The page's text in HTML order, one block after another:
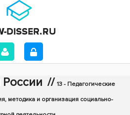
// 13 - Педагогические
методика и организация социально-